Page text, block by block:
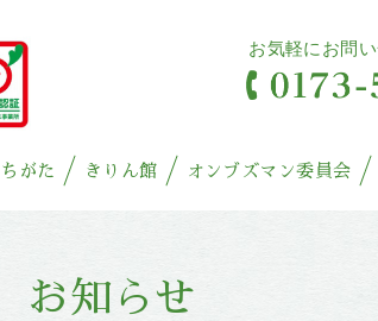
お気軽にお問
がた きりん館 オンブズマン委員会
お知らせ